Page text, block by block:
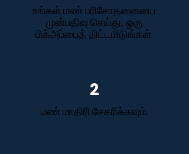
உங்கள் மண் பரிசோதனையை
முன்பதிவு செய்து, ஒரு
பிக்அப்பைத் திட்டமிடுங்கள்.
2
மண் மாதிரி சேகரிக்கவும்.